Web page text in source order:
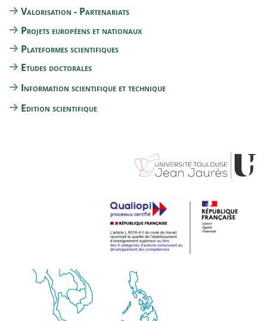
Valorisation - Partenariats
Projets européens et nationaux
Plateformes scientifiques
Etudes doctorales
Information scientifique et technique
Edition scientifique